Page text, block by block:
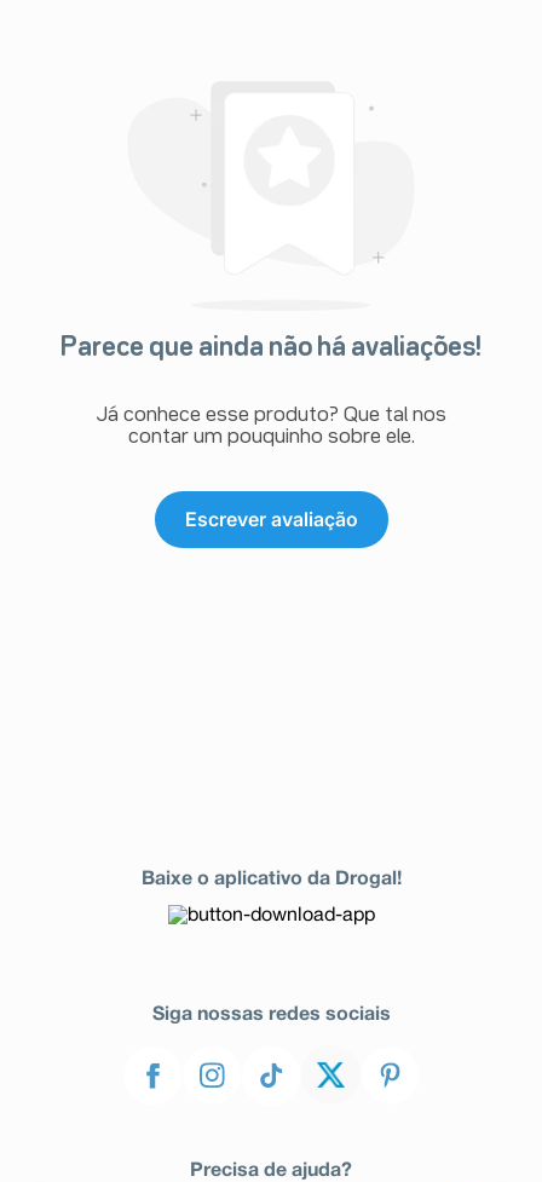
Parece que ainda não há avaliações!
Já conhece esse produto? Que tal nos
contar um pouquinho sobre ele.
Escrever avaliação
Baixe o aplicativo da Drogal!
Siga nossas redes sociais
Precisa de ajuda?